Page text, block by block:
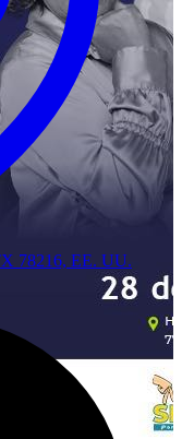
78216, EE. UU.